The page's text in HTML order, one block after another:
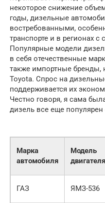
некоторое снижение
годы, дизельные
востребованными,
транспорте и в регионах
Популярные модели
в себя отечественные
также импортные бренды,
Toyota. Спрос на
поддерживается их
Честно говоря, я сама
дизель все еще
Марка
автомобиля
Модель
двигателя
ГАЗ ЯМЗ-536